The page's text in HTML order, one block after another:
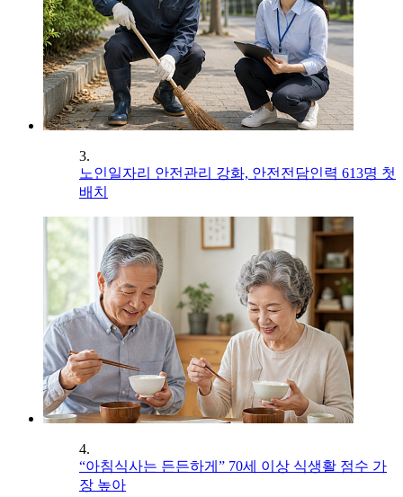
3.
노인일자리 안전관리 강화, 안전전담인력 613명 첫
배치
4.
“아침식사는 든든하게” 70세 이상 식생활 점수 가
장 높아